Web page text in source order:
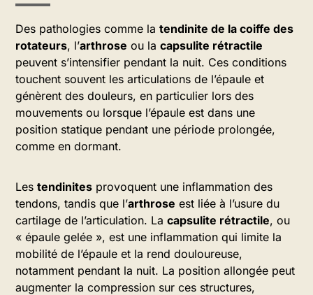
Des pathologies comme la tendinite de la coiffe des
rotateurs, l’arthrose ou la capsulite rétractile
peuvent s’intensifier pendant la nuit. Ces conditions
touchent souvent les articulations de l’épaule et
génèrent des douleurs, en particulier lors des
mouvements ou lorsque l’épaule est dans une
position statique pendant une période prolongée,
comme en dormant.
Les tendinites provoquent une inflammation des
tendons, tandis que l’arthrose est liée à l’usure du
cartilage de l’articulation. La capsulite rétractile, ou
« épaule gelée », est une inflammation qui limite la
mobilité de l’épaule et la rend douloureuse,
notamment pendant la nuit. La position allongée peut
augmenter la compression sur ces structures,